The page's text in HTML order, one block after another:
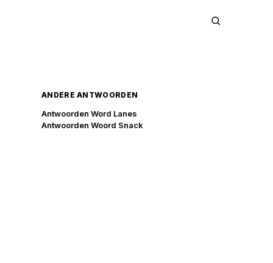
ANDERE ANTWOORDEN
Antwoorden Word Lanes
Antwoorden Woord Snack